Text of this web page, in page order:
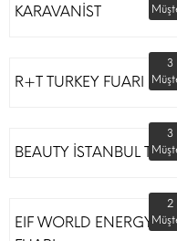
KARAVANİST
R+T TURKEY FUARI
3
BEAUTY İSTANBUL
3
EIF WORLD ENERGY
2